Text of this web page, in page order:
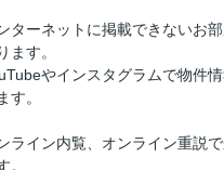
ターネットに掲載できないお
ます。
やインスタグラムで物件
す。
ライン内覧、オンライン重説
。